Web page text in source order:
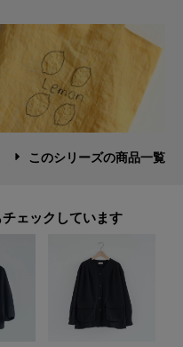
このシリーズの商品一覧
ェックしています